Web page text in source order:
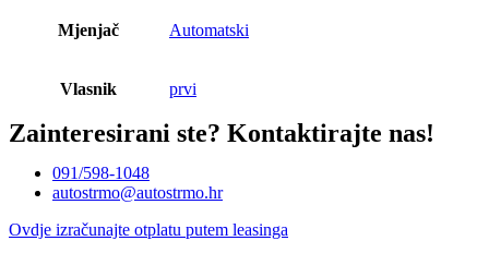
Mjenjač Automatski
Vlasnik prvi
Zainteresirani ste? Kontaktirajte nas!
091/598-1048
autostrmo@autostrmo.hr
Ovdje izračunajte otplatu putem leasinga